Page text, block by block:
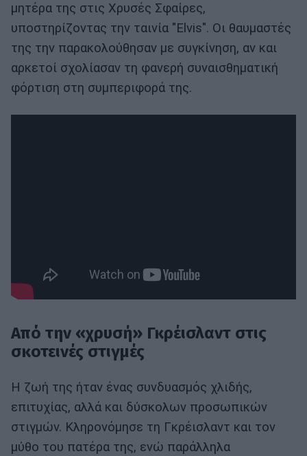
μητέρα της στις Χρυσές Σφαίρες,
υποστηρίζοντας την ταινία "Elvis". Οι θαυμαστές
της την παρακολούθησαν με συγκίνηση, αν και
αρκετοί σχολίασαν τη φανερή συναισθηματική
φόρτιση στη συμπεριφορά της.
Από την «χρυσή» Γκρέισλαντ στις
σκοτεινές στιγμές
Η ζωή της ήταν ένας συνδυασμός χλιδής,
επιτυχίας, αλλά και δύσκολων προσωπικών
στιγμών. Κληρονόμησε τη Γκρέισλαντ και τον
μύθο του πατέρα της, ενώ παράλληλα